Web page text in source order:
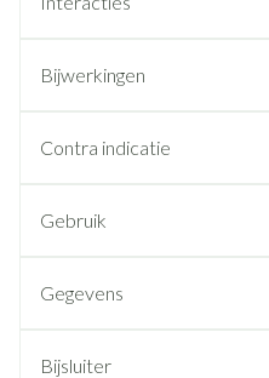
Bijwerkingen
Contra indicatie
Gebruik
Gegevens
Bijsluiter